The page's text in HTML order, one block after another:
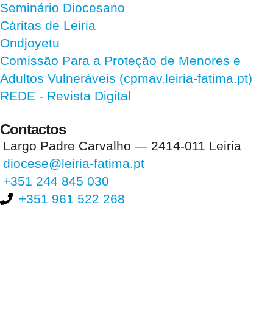
Seminário Diocesano
Cáritas de Leiria
Ondjoyetu
Comissão Para a Proteção de Menores e
Adultos Vulneráveis (cpmav.leiria-fatima.pt)
REDE - Revista Digital
Contactos
Largo Padre Carvalho — 2414-011 Leiria
diocese@leiria-fatima.pt
+351 244 845 030
+351 961 522 268